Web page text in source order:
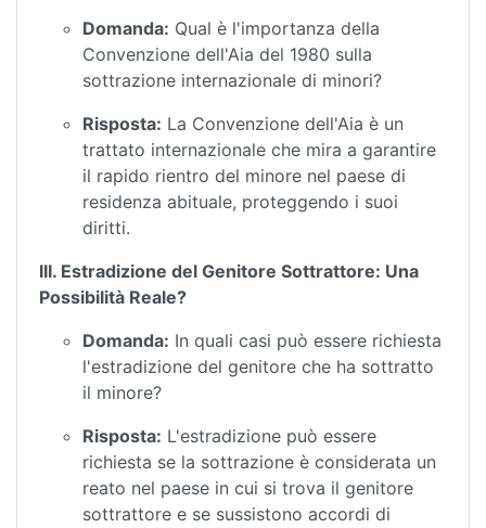
Domanda: Qual è l'importanza della
Convenzione dell'Aia del 1980 sulla
sottrazione internazionale di minori?
Risposta: La Convenzione dell'Aia è un
trattato internazionale che mira a garantire
il rapido rientro del minore nel paese di
residenza abituale, proteggendo i suoi
diritti.
III. Estradizione del Genitore Sottrattore: Una
Possibilità Reale?
Domanda: In quali casi può essere richiesta
l'estradizione del genitore che ha sottratto
il minore?
Risposta: L'estradizione può essere
richiesta se la sottrazione è considerata un
reato nel paese in cui si trova il genitore
sottrattore e se sussistono accordi di